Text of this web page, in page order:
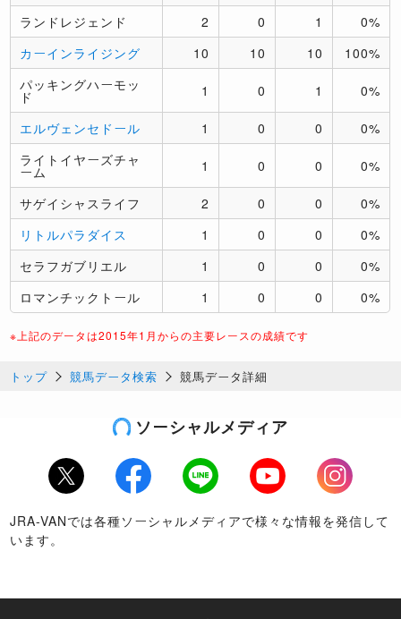
ランドレジェンド
2 0 1
0%
カーインライジング
10 10 10
100%
パッキングハーモッ
ド 1 0 1 0%
エルヴェンセドール 1 0 0
0%
ライトイヤーズチャ
ーム 1 0 0 0%
サゲイシャスライフ 2 0 0
0%
リトルパラダイス
1 0 0
0%
セラフガブリエル
1 0 0
0%
ロマンチックトール
1 0 0 0%
※上記のデータは2015年1月からの主要レースの成績です
トップ 競馬データ検索 競馬データ詳細
ソーシャルメディア
Twitter Facebook LINE Youtube
Instagram
JRA-VANでは各種ソーシャルメディアで様々な情報を発信して
います。